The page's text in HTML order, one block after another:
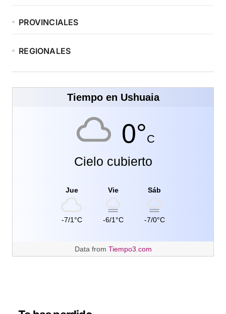
PROVINCIALES
REGIONALES
Tiempo en Ushuaia
0°C
Cielo cubierto
Jue
-7/1°C
Vie
-6/1°C
Sáb
-7/0°C
Data from Tiempo3.com